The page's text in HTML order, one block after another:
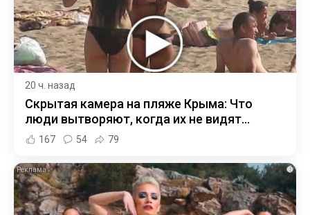
20 ч. назад
Скрытая камера на пляже Крыма: Что
люди вытворяют, когда их не видят...
167 54 79
i